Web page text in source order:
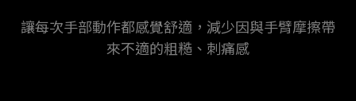
讓每次手部動作都感覺舒適，減少因與手臂摩擦帶
來不適的粗糙、刺痛感